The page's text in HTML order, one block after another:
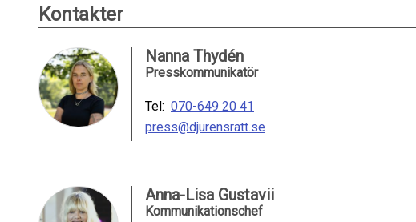
Kontakter
Nanna Thydén
Presskommunikatör
Tel: 070-649 20 41
press@djurensratt.se
Anna-Lisa Gustavii
Kommunikationschef